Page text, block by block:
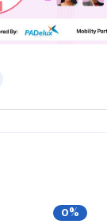
0%